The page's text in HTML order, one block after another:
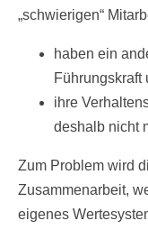
„schwierigen“
haben ein
Führungskraft
ihre
deshalb nicht
Zum Problem wird
Zusammenarbeit,
eigenes